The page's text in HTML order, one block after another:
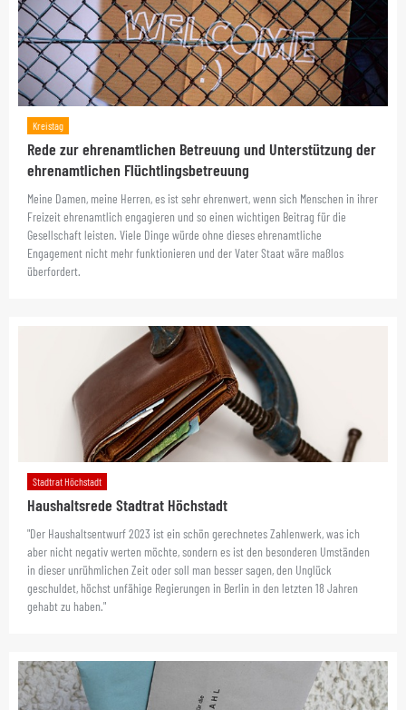
Kreistag
Rede zur ehrenamtlichen Betreuung und Unterstützung der
ehrenamtlichen Flüchtlingsbetreuung
Meine Damen, meine Herren, es ist sehr ehrenwert, wenn sich Menschen in ihrer
Freizeit ehrenamtlich engagieren und so einen wichtigen Beitrag für die
Gesellschaft leisten. Viele Dinge würde ohne dieses ehrenamtliche
Engagement nicht mehr funktionieren und der Vater Staat wäre maßlos
überfordert.
Stadtrat Höchstadt
Haushaltsrede Stadtrat Höchstadt
"Der Haushaltsentwurf 2023 ist ein schön gerechnetes Zahlenwerk, was ich
aber nicht negativ werten möchte, sondern es ist den besonderen Umständen
in dieser unrühmlichen Zeit oder soll man besser sagen, den Unglück
geschuldet, höchst unfähige Regierungen in Berlin in den letzten 18 Jahren
gehabt zu haben."